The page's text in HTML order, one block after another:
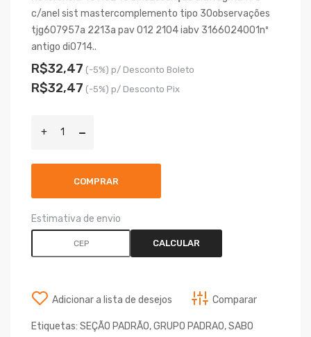
c/anel sist mastercomplemento tipo 30observações
tjg607957a 2213a pav 012 2104 iabv 3166024001nº
antigo di0714..
R$32,47 (-5%) p/ Desconto Boleto
R$32,47 (-5%) p/ Desconto Pix
COMPRAR
Estimativa de envio
CALCULAR
Adicionar a lista de desejos Comparar
Etiquetas: SEÇÃO PADRÃO,GRUPO PADRAO,SABO